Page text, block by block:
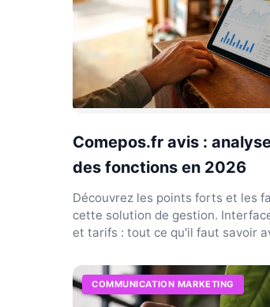
Comepos.fr avis :
des fonctions en 2026
Découvrez les points forts et les
cette solution de gestion.
et tarifs : tout ce qu'il faut savoir
COMMUNICATION MARKETING